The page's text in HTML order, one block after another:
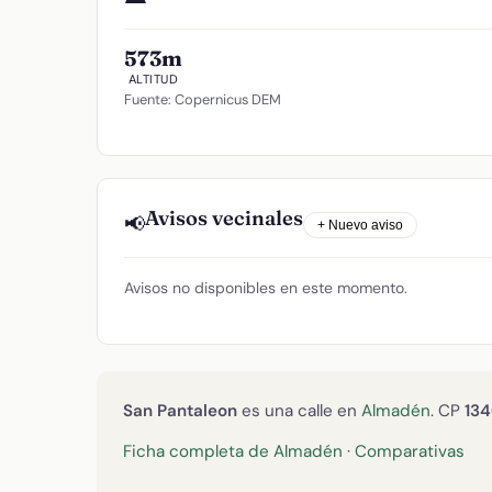
573m
ALTITUD
Fuente: Copernicus DEM
📢Avisos vecinales + Nuevo aviso
Avisos no disponibles en este momento.
San Pantaleon es una calle en Almadén. CP
Ficha completa de Almadén · Comparativas